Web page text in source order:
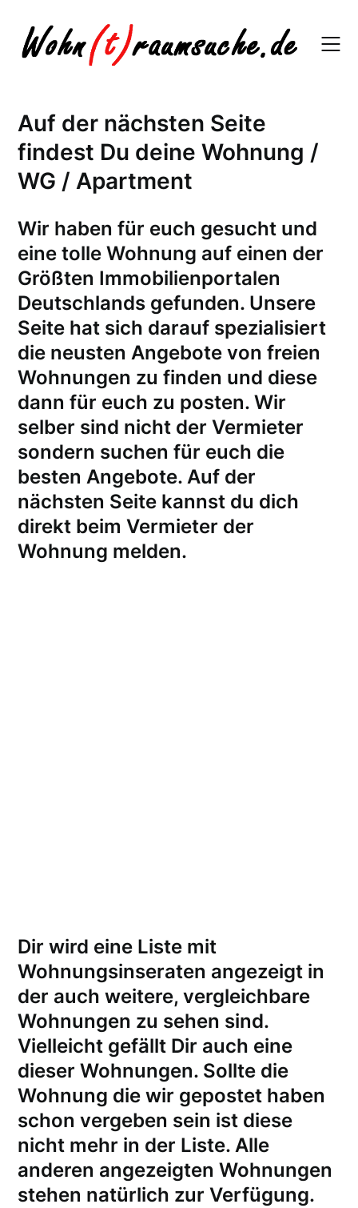
content
Auf der nächsten Seite
findest Du deine Wohnung /
WG / Apartment
Wir haben für euch gesucht und
eine tolle Wohnung auf einen der
Größten Immobilienportalen
Deutschlands gefunden. Unsere
Seite hat sich darauf spezialisiert
die neusten Angebote von freien
Wohnungen zu finden und diese
dann für euch zu posten. Wir
selber sind nicht der Vermieter
sondern suchen für euch die
besten Angebote. Auf der
nächsten Seite kannst du dich
direkt beim Vermieter der
Wohnung melden.
Dir wird eine Liste mit
Wohnungsinseraten angezeigt in
der auch weitere, vergleichbare
Wohnungen zu sehen sind.
Vielleicht gefällt Dir auch eine
dieser Wohnungen. Sollte die
Wohnung die wir gepostet haben
schon vergeben sein ist diese
nicht mehr in der Liste. Alle
anderen angezeigten Wohnungen
stehen natürlich zur Verfügung.